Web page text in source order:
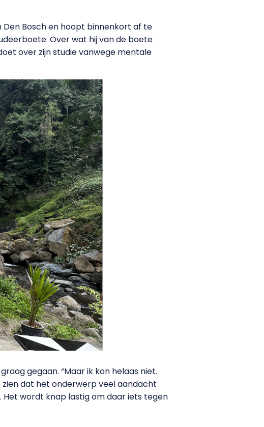
Den Bosch en hoopt binnenkort af te
Over wat hij van de boete
over zijn studie vanwege mentale
gegaan. “Maar ik kon helaas niet.
zien dat het onderwerp veel aandacht
Het wordt knap lastig om daar iets tegen